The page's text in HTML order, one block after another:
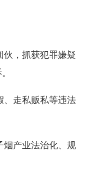
伙，抓获犯罪嫌疑
、走私贩私等违法
烟产业法治化、规